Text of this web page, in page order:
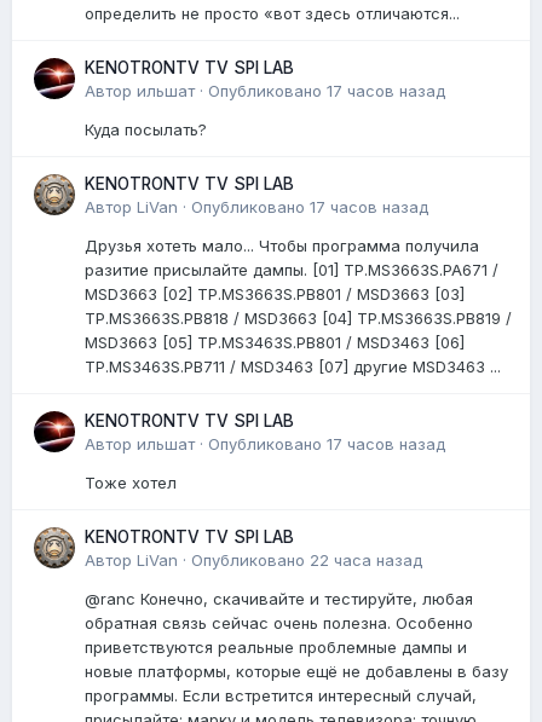
определить не просто «вот здесь отличаются...
KENOTRONTV TV SPI LAB
Автор ильшат· Опубликовано 17 часов назад
Куда посылать?
KENOTRONTV TV SPI LAB
Автор LiVan · Опубликовано 17 часов назад
Друзья хотеть мало... Чтобы программа получила
разитие присылайте дампы. [01] TP.MS3663S.PA671 /
MSD3663 [02] TP.MS3663S.PB801 / MSD3663 [03]
TP.MS3663S.PB818 / MSD3663 [04] TP.MS3663S.PB819 /
MSD3663 [05] TP.MS3463S.PB801 / MSD3463 [06]
TP.MS3463S.PB711 / MSD3463 [07] другие MSD3463 ...
KENOTRONTV TV SPI LAB
Автор ильшат· Опубликовано 17 часов назад
Тоже хотел
KENOTRONTV TV SPI LAB
Автор LiVan · Опубликовано 22 часа назад
@ranc Конечно, скачивайте и тестируйте, любая
обратная связь сейчас очень полезна. Особенно
приветствуются реальные проблемные дампы и
новые платформы, которые ещё не добавлены в базу
программы. Если встретится интересный случай,